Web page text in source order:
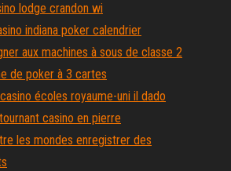
lodge crandon wi
indiana poker calendrier
aux machines à sous de classe 2
de poker à 3 cartes
écoles royaume-uni il dado
casino en pierre
les mondes enregistrer des